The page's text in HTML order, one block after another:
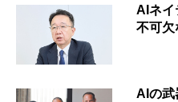
AIネイ
不可
AIの武